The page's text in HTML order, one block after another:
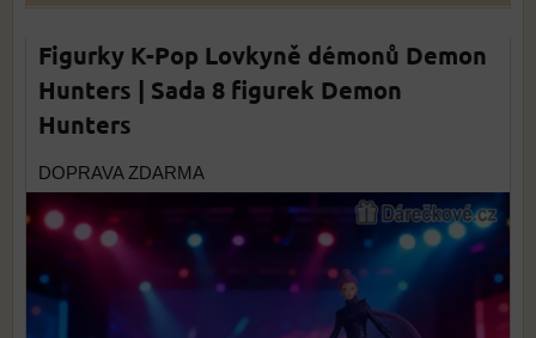
Figurky K-Pop Lovkyně démonů Demon
Hunters | Sada 8 figurek Demon
Hunters
DOPRAVA ZDARMA